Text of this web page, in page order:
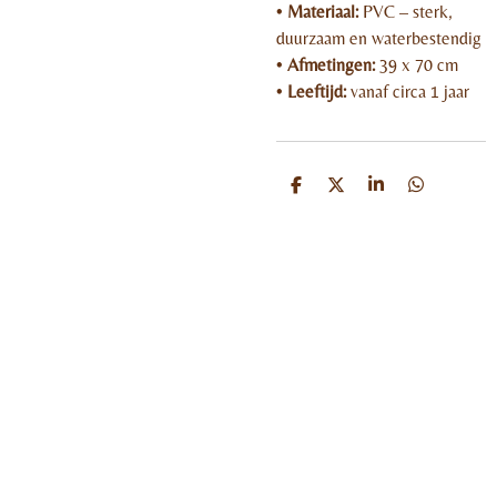
• Materiaal:PVC – sterk,
duurzaam en waterbestendig
• Afmetingen:39 x 70 cm
• Leeftijd:vanaf circa 1 jaar
D
D
S
D